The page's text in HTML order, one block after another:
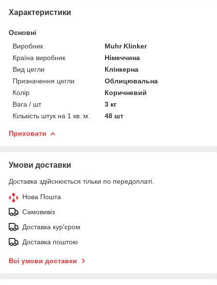
Характеристики
Основні
Виробник
Muhr Klinker
Країна виробник
Німеччина
Вид цегли
Клінкерна
Призначення цегли
Облицювальна
Колір
Коричневий
Вага / шт
3 кг
Кількість штук на 1 кв. м.
48 шт
Приховати
Умови доставки
Доставка здійснюється тільки по передоплаті.
Нова Пошта
Самовивіз
Доставка кур'єром
Доставка поштою
Всі умови доставки